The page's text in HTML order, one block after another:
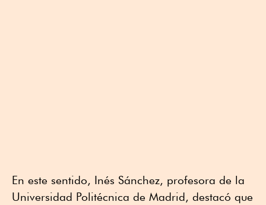
En este sentido, Inés Sánchez, profesora de la
Universidad Politécnica de Madrid, destacó que